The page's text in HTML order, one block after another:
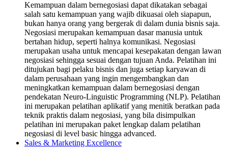
Kemampuan dalam bernegosiasi dapat dikatakan sebagai
salah satu kemampuan yang wajib dikuasai oleh siapapun,
bukan hanya orang yang bergerak di dalam dunia bisnis saja.
Negosiasi merupakan kemampuan dasar manusia untuk
bertahan hidup, seperti halnya komunikasi. Negosiasi
merupakan usaha untuk mencapai kesepakatan dengan lawan
negosiasi sehingga sesuai dengan tujuan Anda. Pelatihan ini
ditujukan bagi pelaku bisnis dan juga setiap karyawan di
dalam perusahaan yang ingin mengembangkan dan
meningkatkan kemampuan dalam bernegosiasi dengan
pendekatan Neuro-Linguistic Programming (NLP). Pelatihan
ini merupakan pelatihan aplikatif yang menitik beratkan pada
teknik praktis dalam negosiasi, yang bila disimpulkan
pelatihan ini merupakan paket lengkap dalam pelatihan
negosiasi di level basic hingga advanced.
Sales & Marketing Excellence